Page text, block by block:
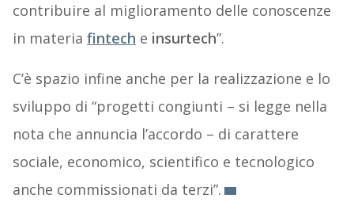
contribuire al miglioramento delle conoscenze
in materia fintech e insurtech”.
C’è spazio infine anche per la realizzazione e lo
sviluppo di “progetti congiunti – si legge nella
nota che annuncia l’accordo – di carattere
sociale, economico, scientifico e tecnologico
anche commissionati da terzi”.